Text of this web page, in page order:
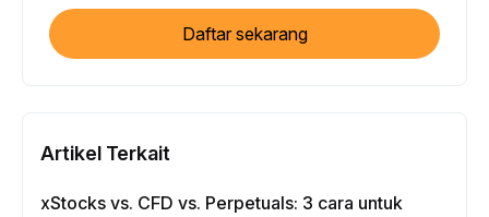
Daftar sekarang
Artikel Terkait
xStocks vs. CFD vs. Perpetuals: 3 cara untuk